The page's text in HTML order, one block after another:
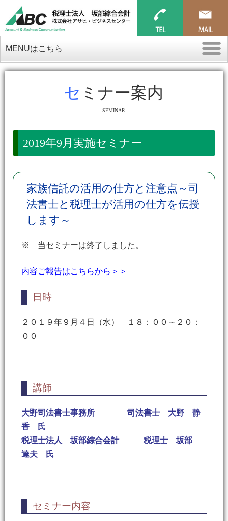
MENUはこちら
セミナー案内
SEMINAR
2019年9月実施セミナー
家族信託の活用の仕方と注意点～司
法書士と税理士が活用の仕方を伝授
します～
※ 当セミナーは終了しました。
内容ご報告はこちらから＞＞
日時
２０１９年９月４日（水） １８：００～２０：
００
講師
大野司法書士事務所 司法書士 大野 静
香 氏
税理士法人 坂部綜合会計 税理士 坂部
達夫
氏
セミナー内容